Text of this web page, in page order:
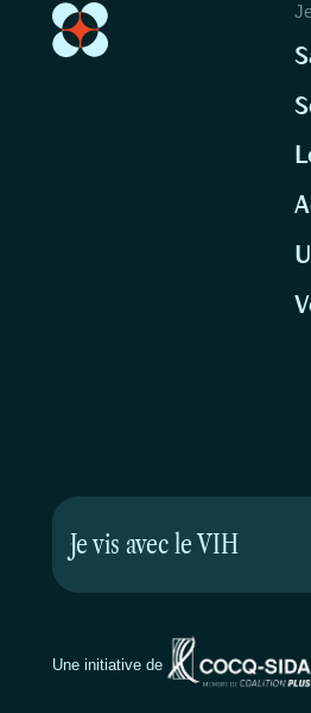
Je vis avec le VIH
Une initiative de